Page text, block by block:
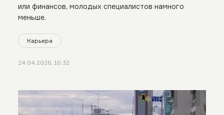
или финансов, молодых специалистов намного
меньше.
Карьера
24.04.2026, 10:32